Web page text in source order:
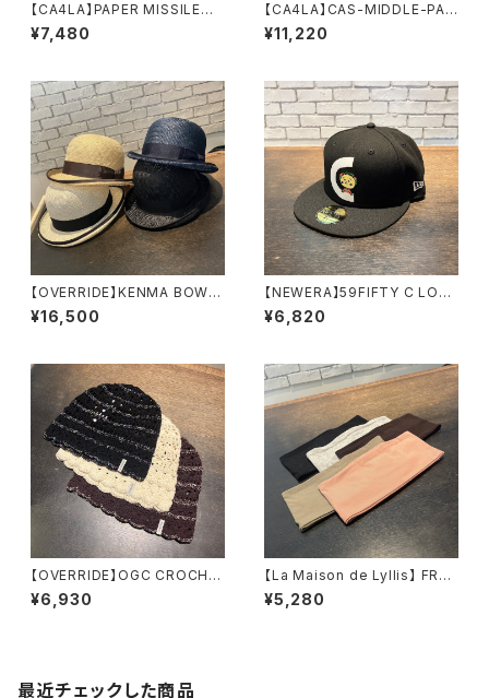
【CA4LA】PAPER MISSILE
¥7,480
【CA4LA】CAS-MIDDLE-PA
キャスケット ZKN0
2698
¥11,220
【OVERRIDE】KENMA BOWL
ER ハット 262090
014
¥16,500
【NEWERA】59FIFTY C LOG
O COJI-COJI キャップ 146
93463
¥6,820
【OVERRIDE】OGC CROCHE
T BEANIE SG ニット
261090202
¥6,930
【La Maison de Lyllis】 FRAI
HEADBAND ヘアバン
ド 2261014
¥5,280
最近チェックした商品